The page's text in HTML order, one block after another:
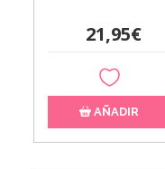
21,95€
AÑADIR